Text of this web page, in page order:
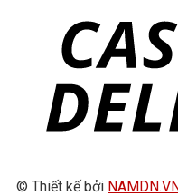
© Thiết kế bởi